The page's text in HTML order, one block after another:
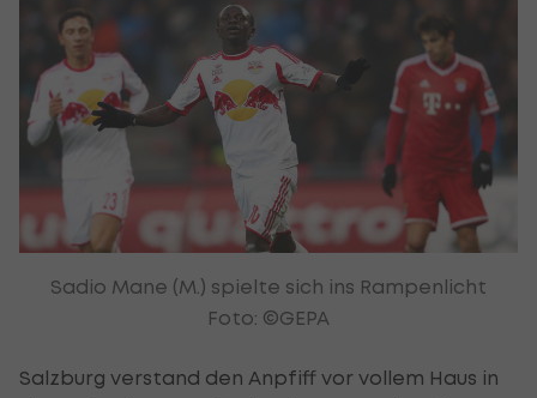
Sadio Mane (M.) spielte sich ins Rampenlicht
Foto: ©GEPA
Salzburg verstand den Anpfiff vor vollem Haus in